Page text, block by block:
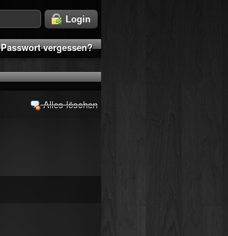
Login
Passwort vergessen?
Alles löschen